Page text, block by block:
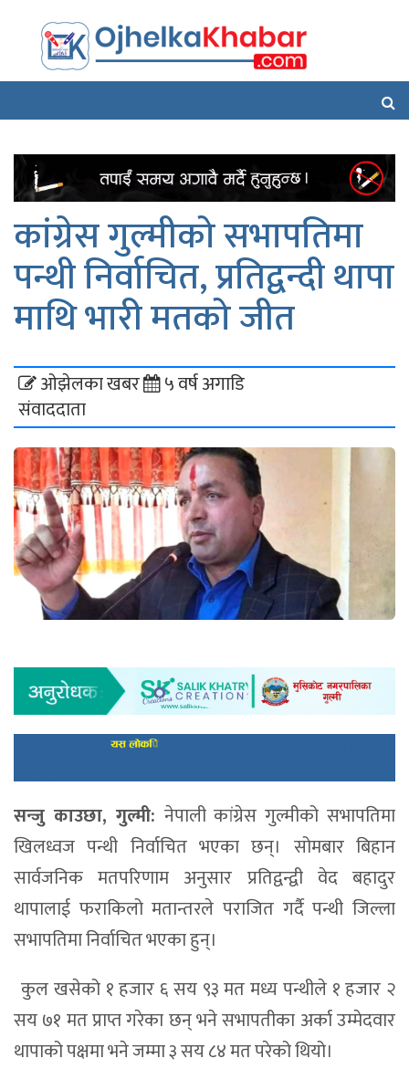
कांग्रेस गुल्मीको सभापतिमा
पन्थी निर्वाचित, प्रतिद्वन्दी थापा
माथि भारी मतको जीत
ओझेलका खबर
संवाददाता
५ वर्ष अगाडि
सन्जु काउछा, गुल्मी: नेपाली कांग्रेस गुल्मीको सभापतिमा
खिलध्वज पन्थी निर्वाचित भएका छन्। सोमबार बिहान
सार्वजनिक मतपरिणाम अनुसार प्रतिद्वन्द्वी वेद बहादुर
थापालाई फराकिलो मतान्तरले पराजित गर्दै पन्थी जिल्ला
सभापतिमा निर्वाचित भएका हुन्।
कुल खसेको १ हजार ६ सय ९३ मत मध्य पन्थीले १ हजार २
सय ७१ मत प्राप्त गरेका छन् भने सभापतीका अर्का उम्मेदवार
थापाको पक्षमा भने जम्मा ३ सय ८४ मत परेको थियो।